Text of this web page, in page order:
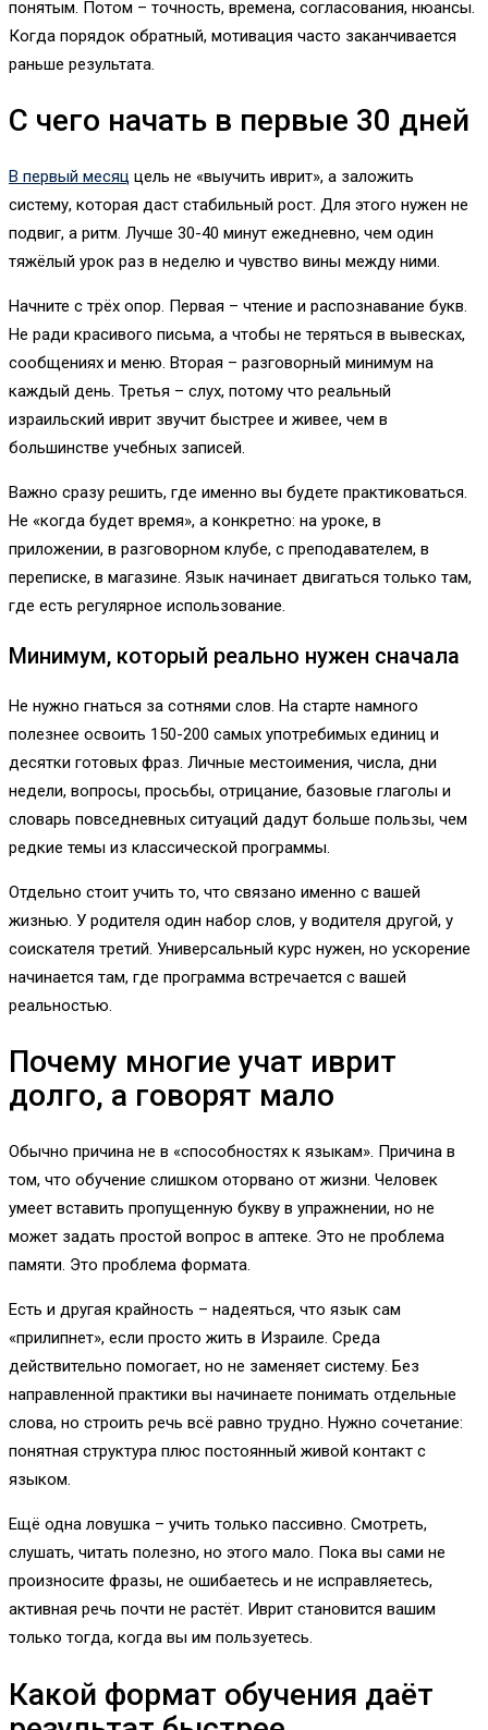
понятым. Потом – точность, времена, согласования, нюансы.
Когда порядок обратный, мотивация часто заканчивается
раньше результата.
С чего начать в первые 30 дней
В первый месяц цель не «выучить иврит», а заложить
систему, которая даст стабильный рост. Для этого нужен не
подвиг, а ритм. Лучше 30-40 минут ежедневно, чем один
тяжёлый урок раз в неделю и чувство вины между ними.
Начните с трёх опор. Первая – чтение и распознавание букв.
Не ради красивого письма, а чтобы не теряться в вывесках,
сообщениях и меню. Вторая – разговорный минимум на
каждый день. Третья – слух, потому что реальный
израильский иврит звучит быстрее и живее, чем в
большинстве учебных записей.
Важно сразу решить, где именно вы будете практиковаться.
Не «когда будет время», а конкретно: на уроке, в
приложении, в разговорном клубе, с преподавателем, в
переписке, в магазине. Язык начинает двигаться только там,
где есть регулярное использование.
Минимум, который реально нужен сначала
Не нужно гнаться за сотнями слов. На старте намного
полезнее освоить 150-200 самых употребимых единиц и
десятки готовых фраз. Личные местоимения, числа, дни
недели, вопросы, просьбы, отрицание, базовые глаголы и
словарь повседневных ситуаций дадут больше пользы, чем
редкие темы из классической программы.
Отдельно стоит учить то, что связано именно с вашей
жизнью. У родителя один набор слов, у водителя другой, у
соискателя третий. Универсальный курс нужен, но ускорение
начинается там, где программа встречается с вашей
реальностью.
Почему многие учат иврит
долго, а говорят мало
Обычно причина не в «способностях к языкам». Причина в
том, что обучение слишком оторвано от жизни. Человек
умеет вставить пропущенную букву в упражнении, но не
может задать простой вопрос в аптеке. Это не проблема
памяти. Это проблема формата.
Есть и другая крайность – надеяться, что язык сам
«прилипнет», если просто жить в Израиле. Среда
действительно помогает, но не заменяет систему. Без
направленной практики вы начинаете понимать отдельные
слова, но строить речь всё равно трудно. Нужно сочетание:
понятная структура плюс постоянный живой контакт с
языком.
Ещё одна ловушка – учить только пассивно. Смотреть,
слушать, читать полезно, но этого мало. Пока вы сами не
произносите фразы, не ошибаетесь и не исправляетесь,
активная речь почти не растёт. Иврит становится вашим
только тогда, когда вы им пользуетесь.
Какой формат обучения даёт